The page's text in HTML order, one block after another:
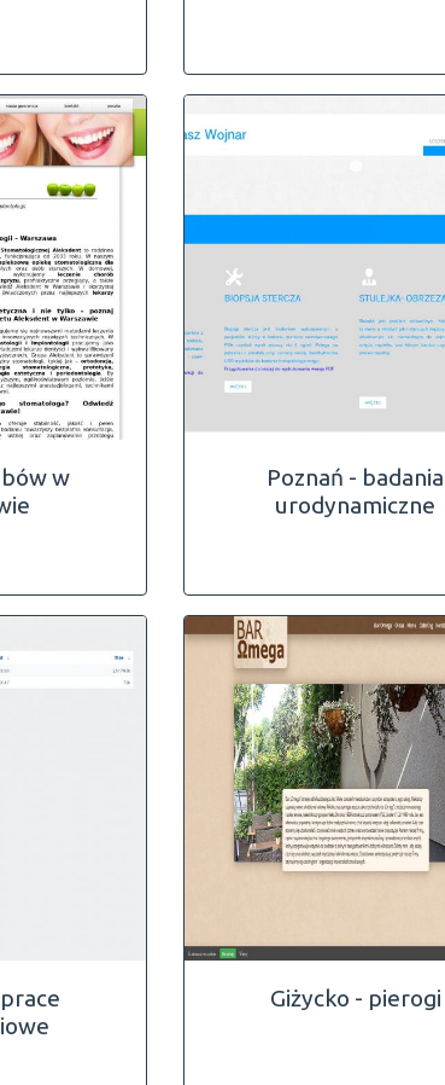
w
Poznań - badania
urodynamiczne
Giżycko - pierogi